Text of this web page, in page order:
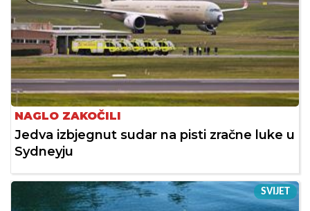
NAGLO ZAKOČILI
Jedva izbjegnut sudar na pisti zračne luke u
Sydneyju
SVIJET